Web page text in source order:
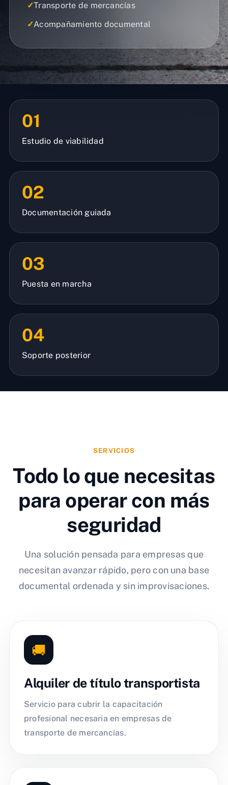
✓Transporte de mercancías
✓Acompañamiento documental
01
Estudio de viabilidad
02
Documentación guiada
03
Puesta en marcha
04
Soporte posterior
SERVICIOS
Todo lo que necesitas
para operar con más
seguridad
Una solución pensada para empresas que
necesitan avanzar rápido, pero con una base
documental ordenada y sin improvisaciones.
🚚
Alquiler de título transportista
Servicio para cubrir la capacitación
profesional necesaria en empresas de
transporte de mercancías.